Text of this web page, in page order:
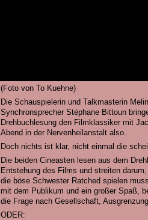
(Foto von To Kuehne)
Die Schauspielerin und Talkmasterin
Synchronsprecher Stéphane Bittoun
Drehbuchlesung den Filmklassiker mit
Abend in der Nervenheilanstalt also.
Doch nichts ist klar, nicht einmal die
Die beiden Cineasten lesen aus dem
Entstehung des Films und streiten
die böse Schwester Ratched spielen
mit dem Publikum und ein großer Spaß,
die Frage nach Gesellschaft,
ODER: